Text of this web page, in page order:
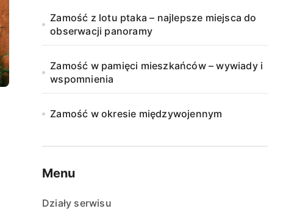
Zamość z lotu ptaka – najlepsze miejsca do
obserwacji panoramy
Zamość w pamięci mieszkańców – wywiady i
wspomnienia
Zamość w okresie międzywojennym
Menu
Działy serwisu